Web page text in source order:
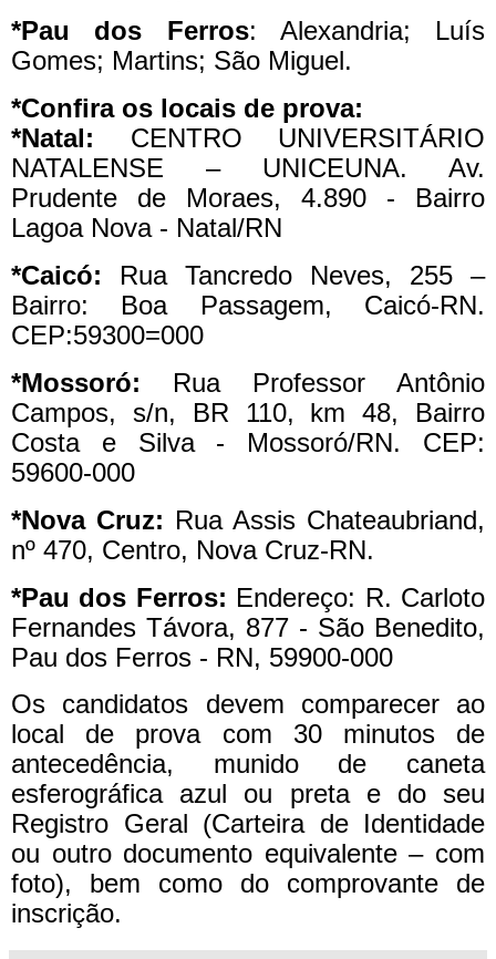
*Pau dos Ferros: Alexandria; Luís
Gomes; Martins; São Miguel.
*Confira os locais de prova:
*Natal: CENTRO UNIVERSITÁRIO
NATALENSE – UNICEUNA. Av.
Prudente de Moraes, 4.890 - Bairro
Lagoa Nova - Natal/RN
*Caicó: Rua Tancredo Neves, 255 –
Bairro: Boa Passagem, Caicó-RN.
CEP:59300=000
*Mossoró: Rua Professor Antônio
Campos, s/n, BR 110, km 48, Bairro
Costa e Silva - Mossoró/RN. CEP:
59600-000
*Nova Cruz: Rua Assis Chateaubriand,
nº 470, Centro, Nova Cruz-RN.
*Pau dos Ferros: Endereço: R. Carloto
Fernandes Távora, 877 - São Benedito,
Pau dos Ferros - RN, 59900-000
Os candidatos devem comparecer ao
local de prova com 30 minutos de
antecedência, munido de caneta
esferográfica azul ou preta e do seu
Registro Geral (Carteira de Identidade
ou outro documento equivalente – com
foto), bem como do comprovante de
inscrição.